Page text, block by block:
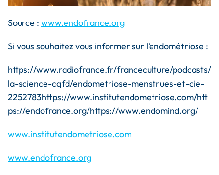
Source : www.endofrance.org
Si vous souhaitez vous informer sur l’endométriose :
https://www.radiofrance.fr/franceculture/podcasts/
la-science-cqfd/endometriose-menstrues-et-cie-
2252783https://www.institutendometriose.com/htt
ps://endofrance.org/https://www.endomind.org/
www.institutendometriose.com
www.endofrance.org